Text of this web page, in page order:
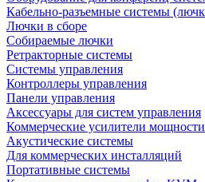
Кабельно-разъемные системы
Лючки в сборе
Собираемые лючки
Ретракторные системы
Системы управления
Контроллеры управления
Панели управления
Аксессуары для систем управления
Коммерческие усилители
Акустические системы
Для коммерческих инсталляций
Портативные системы